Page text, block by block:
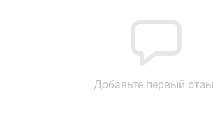
Добавьте первый